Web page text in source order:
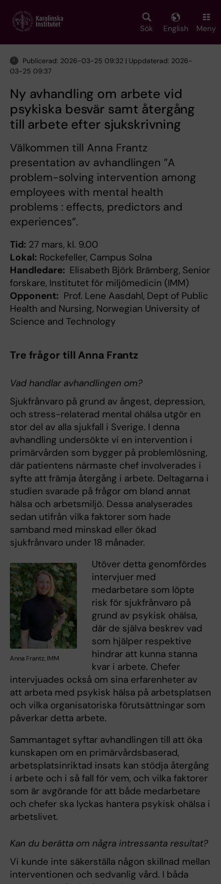
main
Sök English Meny
Publicerad: 2026-03-25 09:32 | Uppdaterad: 2026-
03-25 09:37
Ny avhandling om arbete vid
psykiska besvär samt återgång
till arbete efter sjukskrivning
Välkommen till Anna Frantz
presentation av avhandlingen ”A
problem-solving intervention among
employees with mental health
problems : effects, predictors and
experiences”.
Tid: 27 mars, kl. 9.00
Lokal: Rockefeller, Campus Solna
Handledare: Elisabeth Björk Brämberg, Senior
forskare, Institutet för miljömedicin (IMM)
Opponent: Prof. Lene Aasdahl, Dept of Public
Health and Nursing, Norwegian University of
Science and Technology
Tre frågor till Anna Frantz
Vad handlar avhandlingen om?
Sjukfrånvaro på grund av ångest, depression,
och stress-relaterad mental ohälsa utgör en
stor del av alla sjukfall i Sverige. I denna
avhandling undersökte vi en intervention i
primärvården som bygger på problemlösning,
där patientens närmaste chef involverades i
syfte att främja återgång i arbete. Deltagarna i
studien svarade på frågor om bland annat
hälsa och arbetsmiljö. Dessa analyserades
sedan utifrån vilka faktorer som hade
samband med minskad eller ökad
sjukfrånvaro under 18 månader.
Anna Frantz, IMM
Utöver detta genomfördes
intervjuer med
medarbetare som löpte
risk för sjukfrånvaro på
grund av psykisk ohälsa,
där de själva beskrev vad
som hjälper respektive
hindrar att kunna stanna
kvar i arbete. Chefer
intervjuades också om sina erfarenheter av
att arbeta med psykisk hälsa på arbetsplatsen
och vilka organisatoriska förutsättningar som
påverkar detta arbete.
Sammantaget syftar avhandlingen till att öka
kunskapen om en primärvårdsbaserad,
arbetsplatsinriktad insats kan stödja återgång
i arbete och i så fall för vem, och vilka faktorer
som är avgörande för att både medarbetare
och chefer ska lyckas hantera psykisk ohälsa i
arbetslivet.
Kan du berätta om några intressanta resultat?
Vi kunde inte säkerställa någon skillnad mellan
interventionen och sedvanlig vård. I båda